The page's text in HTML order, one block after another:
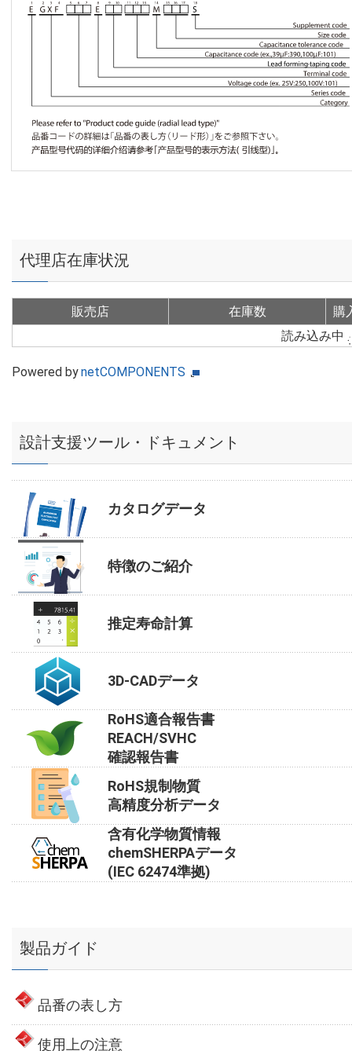
代理店在庫状況
販売店 在庫数
購
読み込み中
Powered bynetCOMPONENTS
設計支援ツール・ドキュメント
カタログデータ
特徴のご紹介
推定寿命計算
3D-CADデータ
RoHS適合報告書
REACH/SVHC
確認報告書
RoHS規制物質
高精度分析データ
含有化学物質情報
chemSHERPAデータ
(IEC 62474準拠)
製品ガイド
品番の表し方
使用上の注意